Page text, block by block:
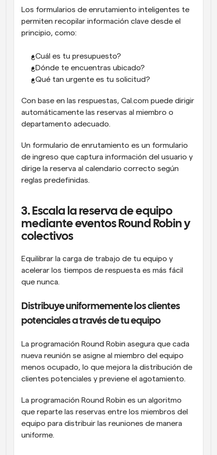
Los formularios de enrutamiento inteligentes te
permiten recopilar información clave desde el
principio, como:
¿Cuál es tu presupuesto?
¿Dónde te encuentras ubicado?
¿Qué tan urgente es tu solicitud?
Con base en las respuestas, Cal.com puede dirigir
automáticamente las reservas al miembro o
departamento adecuado.
Un formulario de enrutamiento es un formulario
de ingreso que captura información del usuario y
dirige la reserva al calendario correcto según
reglas predefinidas.
3. Escala la reserva de equipo
mediante eventos Round Robin y
colectivos
Equilibrar la carga de trabajo de tu equipo y
acelerar los tiempos de respuesta es más fácil
que nunca.
Distribuye uniformemente los clientes
potenciales a través de tu equipo
La programación Round Robin asegura que cada
nueva reunión se asigne al miembro del equipo
menos ocupado, lo que mejora la distribución de
clientes potenciales y previene el agotamiento.
La programación Round Robin es un algoritmo
que reparte las reservas entre los miembros del
equipo para distribuir las reuniones de manera
uniforme.